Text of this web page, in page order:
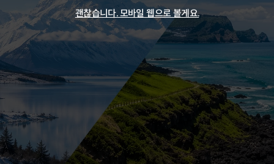
괜찮습니다. 모바일 웹으로 볼게요.